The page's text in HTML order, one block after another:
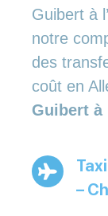
Guibert à
notre
des
coût en
Guibert à
–